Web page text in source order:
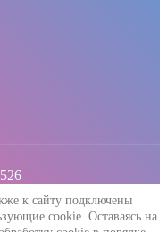
к сайту подключены
cookie. Оставаясь на